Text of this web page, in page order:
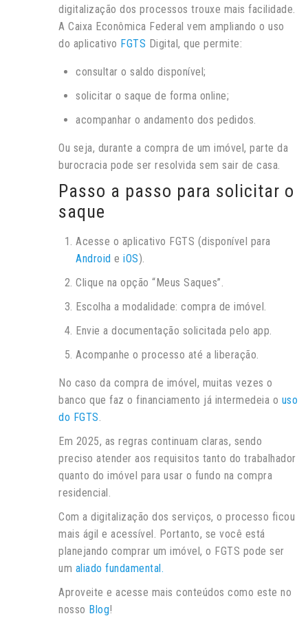
digitalização dos processos trouxe mais facilidade.
A Caixa Econômica Federal vem ampliando o uso
do aplicativo FGTS Digital, que permite:
consultar o saldo disponível;
solicitar o saque de forma online;
acompanhar o andamento dos pedidos.
Ou seja, durante a compra de um imóvel, parte da
burocracia pode ser resolvida sem sair de casa.
Passo a passo para solicitar o
saque
Acesse o aplicativo FGTS (disponível para
Android e iOS).
Clique na opção “Meus Saques”.
Escolha a modalidade: compra de imóvel.
Envie a documentação solicitada pelo app.
Acompanhe o processo até a liberação.
No caso da compra de imóvel, muitas vezes o
banco que faz o financiamento já intermedeia o uso
do FGTS.
Em 2025, as regras continuam claras, sendo
preciso atender aos requisitos tanto do trabalhador
quanto do imóvel para usar o fundo na compra
residencial.
Com a digitalização dos serviços, o processo ficou
mais ágil e acessível. Portanto, se você está
planejando comprar um imóvel, o FGTS pode ser
um aliado fundamental.
Aproveite e acesse mais conteúdos como este no
nosso Blog!